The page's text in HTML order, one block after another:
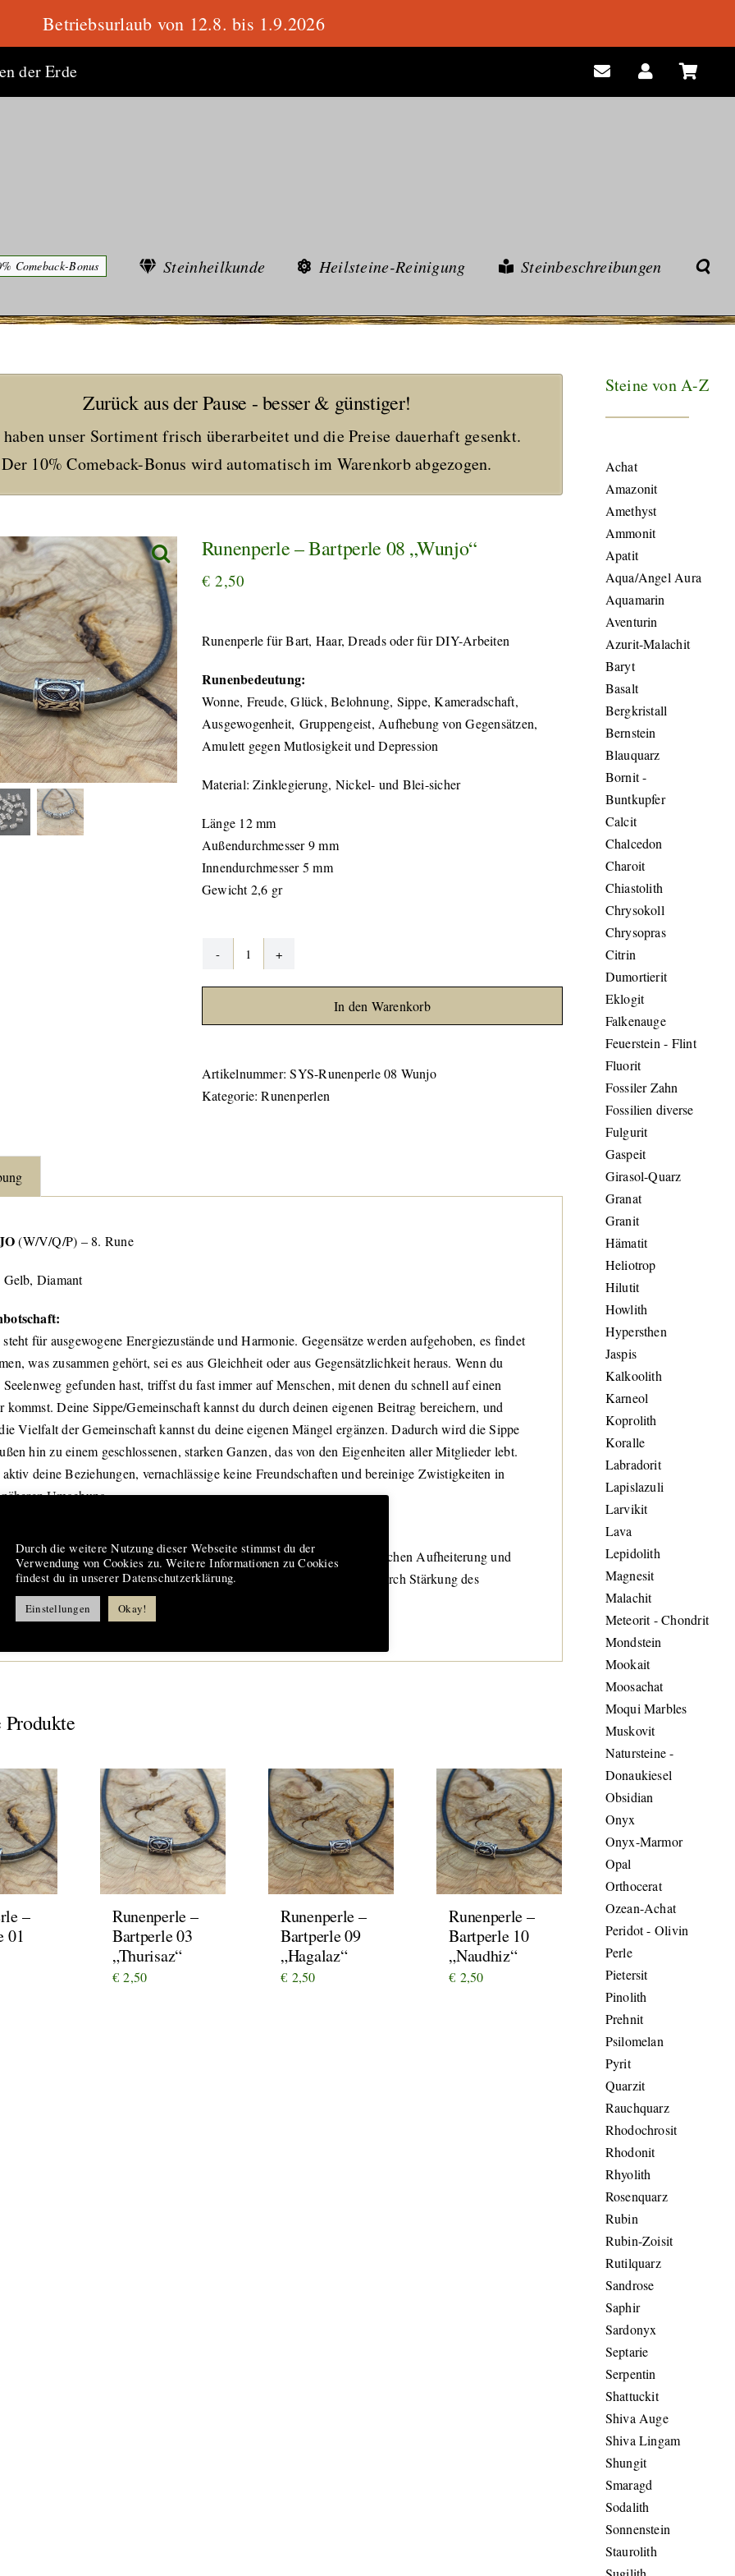
der Erde
Comeback-Bonus Steinheilkunde Heilsteine-Reinigung Steinbeschreibungen
Zurück aus der Pause - besser & günstiger!
unser Sortiment frisch überarbeitet und die Preise dauerhaft gesenkt.
Der 10% Comeback-Bonus wird automatisch im Warenkorb abgezogen.
Runenperle – Bartperle 08 „Wunjo“
€ 2,50
Runenperle für Bart, Haar, Dreads oder für DIY-Arbeiten
Runenbedeutung:
Wonne, Freude, Glück, Belohnung, Sippe, Kameradschaft,
Ausgewogenheit, Gruppengeist, Aufhebung von Gegensätzen,
Amulett gegen Mutlosigkeit und Depression
Material: Zinklegierung, Nickel- und Blei-sicher
Länge 12 mm
Außendurchmesser 9 mm
Innendurchmesser 5 mm
Gewicht 2,6 gr
Runenperle
-
08
Menge
In den Warenkorb
Artikelnummer:SYS-Runenperle 08 Wunjo
Kategorie:Runenperlen
(W/V/Q/P) – 8. Rune
Gelb, Diamant
für ausgewogene Energiezustände und Harmonie. Gegensätze werden aufgehoben, es findet
was zusammen gehört, sei es aus Gleichheit oder aus Gegensätzlichkeit heraus. Wenn du
Seelenweg gefunden hast, triffst du fast immer auf Menschen, mit denen du schnell auf einen
kommst. Deine Sippe/Gemeinschaft kannst du durch deinen eigenen Beitrag bereichern, und
Vielfalt der Gemeinschaft kannst du deine eigenen Mängel ergänzen. Dadurch wird die Sippe
hin zu einem geschlossenen, starken Ganzen, das von den Eigenheiten aller Mitglieder lebt.
deine Beziehungen, vernachlässige keine Freundschaften und bereinige Zwistigkeiten in
Umgebung.
für Atemstörungen, allgemeine Schmerzlinderung, Einsatz zur seelischen Aufheiterung und
der Lebensfreude, Behandlung von Potenzproblemen, Genesung durch Stärkung des
–
01
Runenperle –
Bartperle 03
„Thurisaz“
€ 2,50
Runenperle –
Bartperle 09
„Hagalaz“
€ 2,50
Runenperle –
Bartperle 10
„Naudhiz“
€ 2,50
Steine von A-Z
Achat
Amazonit
Amethyst
Ammonit
Apatit
Aqua/Angel Aura
Aquamarin
Aventurin
Azurit-Malachit
Baryt
Basalt
Bergkristall
Bernstein
Blauquarz
Bornit -
Buntkupfer
Calcit
Chalcedon
Charoit
Chiastolith
Chrysokoll
Chrysopras
Citrin
Dumortierit
Eklogit
Falkenauge
Feuerstein - Flint
Fluorit
Fossiler Zahn
Fossilien diverse
Fulgurit
Gaspeit
Girasol-Quarz
Granat
Granit
Hämatit
Heliotrop
Hilutit
Howlith
Hypersthen
Jaspis
Kalkoolith
Karneol
Koprolith
Koralle
Labradorit
Lapislazuli
Larvikit
Lava
Lepidolith
Magnesit
Malachit
Meteorit - Chondrit
Mondstein
Mookait
Moosachat
Moqui Marbles
Muskovit
Natursteine -
Donaukiesel
Obsidian
Onyx
Onyx-Marmor
Opal
Orthocerat
Ozean-Achat
Peridot - Olivin
Perle
Pietersit
Pinolith
Prehnit
Psilomelan
Pyrit
Quarzit
Rauchquarz
Rhodochrosit
Rhodonit
Rhyolith
Rosenquarz
Rubin
Rubin-Zoisit
Rutilquarz
Sandrose
Saphir
Sardonyx
Septarie
Serpentin
Shattuckit
Shiva Auge
Shiva Lingam
Shungit
Smaragd
Sodalith
Sonnenstein
Staurolith
Betriebsurlaub von 12.8. bis 1.9.2026
Durch die weitere Nutzung dieser Webseite stimmst du der
Verwendung von Cookies zu. Weitere Informationen zu Cookies
findest du in unserer Datenschutzerklärung.
Einstellungen Okay!